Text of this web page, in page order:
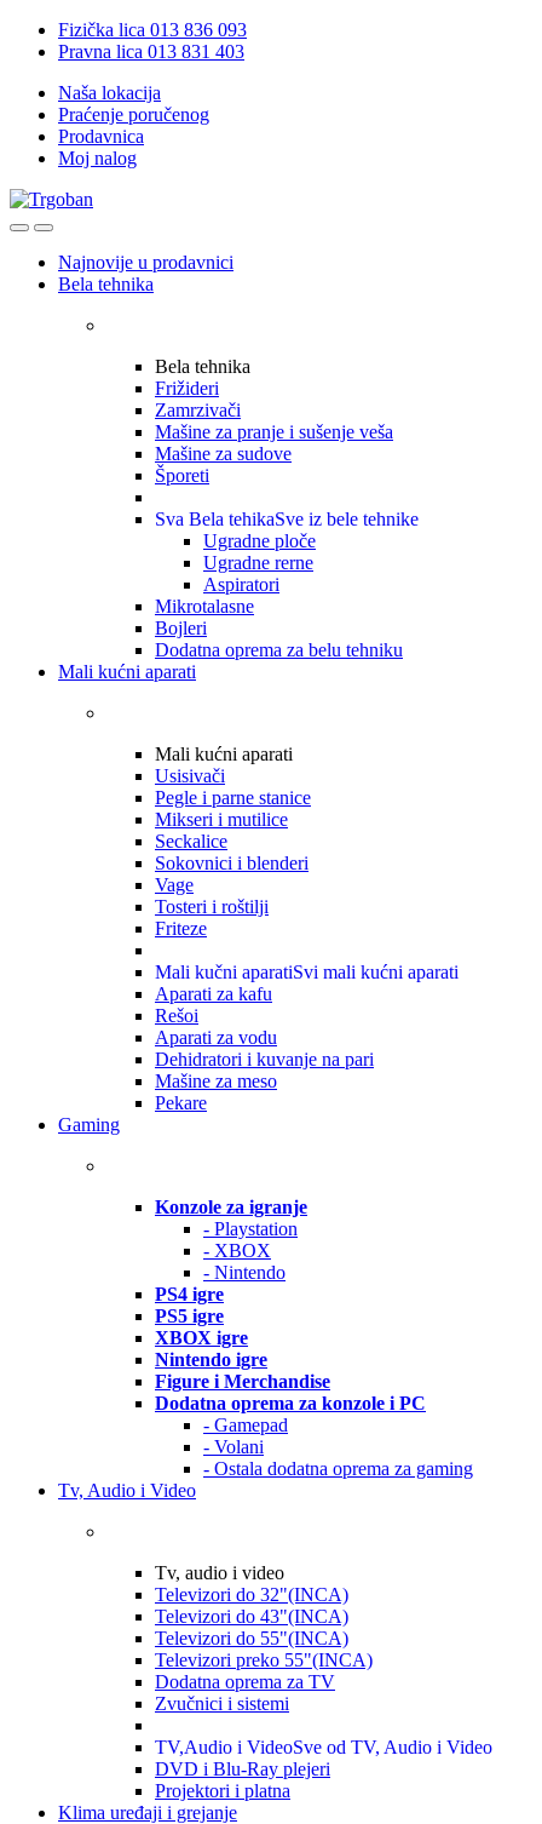
Skip
Skip
Fizička lica 013 836 093
Pravna lica 013 831 403
Naša lokacija
Praćenje poručenog
Prodavnica
Moj nalog
OpenClose
Najnovije u prodavnici
Bela tehnika
Bela tehnika
Frižideri
Zamrzivači
Mašine za pranje i sušenje veša
Mašine za sudove
Šporeti
Sva Bela tehikaSve iz bele tehnike
Ugradne ploče
Ugradne rerne
Aspiratori
Mikrotalasne
Bojleri
Dodatna oprema za belu tehniku
Mali kućni aparati
Mali kućni aparati
Usisivači
Pegle i parne stanice
Mikseri i mutilice
Seckalice
Sokovnici i blenderi
Vage
Tosteri i roštilji
Friteze
Mali kučni aparatiSvi mali kućni aparati
Aparati za kafu
Rešoi
Aparati za vodu
Dehidratori i kuvanje na pari
Mašine za meso
Pekare
Gaming
Konzole za igranje
- Playstation
- XBOX
- Nintendo
PS4 igre
PS5 igre
XBOX igre
Nintendo igre
Figure i Merchandise
Dodatna oprema za konzole i PC
- Gamepad
- Volani
- Ostala dodatna oprema za gaming
Tv, Audio i Video
Tv, audio i video
Televizori do 32"(INCA)
Televizori do 43"(INCA)
Televizori do 55"(INCA)
Televizori preko 55"(INCA)
Dodatna oprema za TV
Zvučnici i sistemi
TV,Audio i VideoSve od TV, Audio i Video
DVD i Blu-Ray plejeri
Projektori i platna
Klima uređaji i grejanje